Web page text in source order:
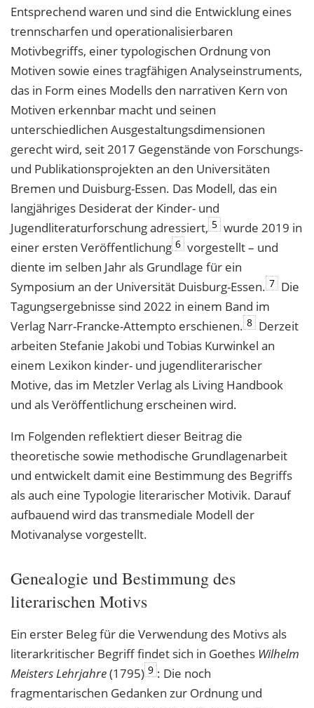
Entsprechend waren und sind die Entwicklung eines
trennscharfen und operationalisierbaren
Motivbegriffs, einer typologischen Ordnung von
Motiven sowie eines tragfähigen Analyseinstruments,
das in Form eines Modells den narrativen Kern von
Motiven erkennbar macht und seinen
unterschiedlichen Ausgestaltungsdimensionen
gerecht wird, seit 2017 Gegenstände von Forschungs-
und Publikationsprojekten an den Universitäten
Bremen und Duisburg-Essen. Das Modell, das ein
langjähriges Desiderat der Kinder- und
Jugendliteraturforschung adressiert, 5 wurde 2019 in
einer ersten Veröffentlichung 6 vorgestellt – und
diente im selben Jahr als Grundlage für ein
Symposium an der Universität Duisburg-Essen. 7 Die
Tagungsergebnisse sind 2022 in einem Band im
Verlag Narr-Francke-Attempto erschienen. 8 Derzeit
arbeiten Stefanie Jakobi und Tobias Kurwinkel an
einem Lexikon kinder- und jugendliterarischer
Motive, das im Metzler Verlag als Living Handbook
und als Veröffentlichung erscheinen wird.
Im Folgenden reflektiert dieser Beitrag die
theoretische sowie methodische Grundlagenarbeit
und entwickelt damit eine Bestimmung des Begriffs
als auch eine Typologie literarischer Motivik. Darauf
aufbauend wird das transmediale Modell der
Motivanalyse vorgestellt.
Genealogie und Bestimmung des
literarischen Motivs
Ein erster Beleg für die Verwendung des Motivs als
literarkritischer Begriff findet sich in Goethes Wilhelm
Meisters Lehrjahre(1795) 9 : Die noch
fragmentarischen Gedanken zur Ordnung und